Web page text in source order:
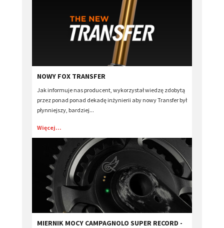
NOWY FOX TRANSFER
Jak informuje nas producent, wykorzystał wiedzę zdobytą
przez ponad ponad dekadę inżynierii aby nowy Transfer był
płynniejszy, bardziej...
Więcej...
​MIERNIK MOCY CAMPAGNOLO SUPER RECORD -